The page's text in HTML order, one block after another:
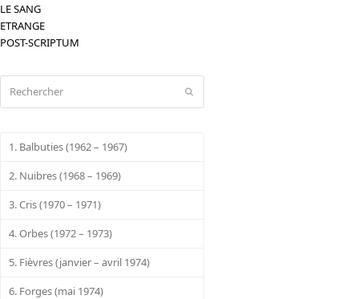
LE SANG
ETRANGE
POST-SCRIPTUM
1. Balbuties (1962 – 1967)
2. Nuibres (1968 – 1969)
3. Cris (1970 – 1971)
4. Orbes (1972 – 1973)
5. Fièvres (janvier – avril 1974)
6. Forges (mai 1974)